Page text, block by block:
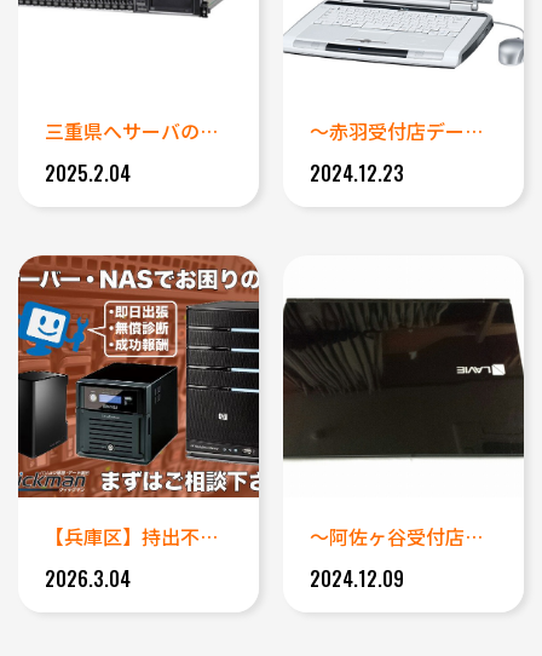
三重県へサーバの出張データ復旧...
2025.2.04
～赤羽受付店データ復旧事例～ ...
2024.12.23
【兵庫区】持出不可のサーバー・...
2026.3.04
～阿佐ヶ谷受付店データ復旧事例...
2024.12.09